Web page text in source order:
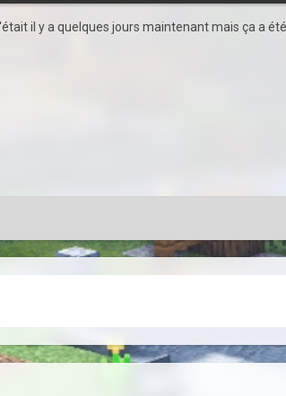
il y a quelques jours maintenant mais ça a